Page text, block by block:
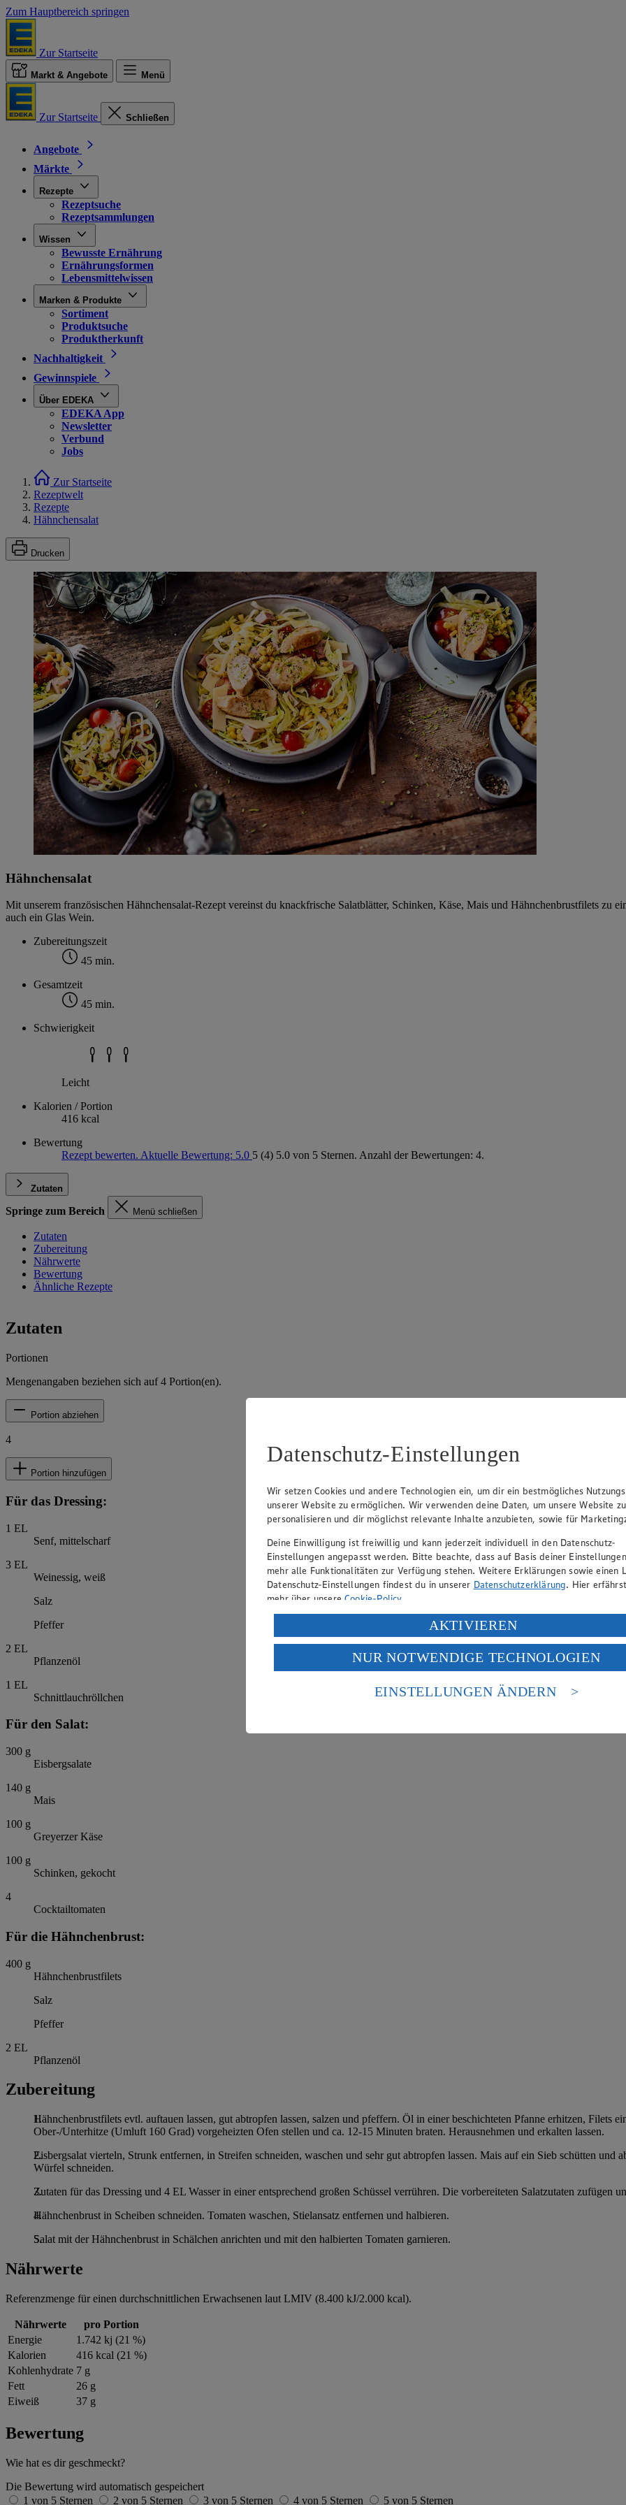
Zum Hauptbereich springen
Zur Startseite
Markt & Angebote Menü
Zur Startseite Schließen
Angebote
Märkte
Rezepte
Rezeptsuche
Rezeptsammlungen
Wissen
Bewusste Ernährung
Ernährungsformen
Lebensmittelwissen
Marken & Produkte
Sortiment
Produktsuche
Produktherkunft
Nachhaltigkeit
Gewinnspiele
Über EDEKA
EDEKA App
Newsletter
Verbund
Jobs
Zur Startseite
Rezeptwelt
Rezepte
Hähnchensalat
Drucken
Hähnchensalat
Mit unserem französischen Hähnchensalat-Rezept vereinst du knackfrische Salatblätter, Schinken, Käse, Mais und Hähnchenbrustfilets zu
auch ein Glas Wein.
Zubereitungszeit
45 min.
Gesamtzeit
45 min.
Schwierigkeit
Leicht
Kalorien / Portion
416 kcal
Bewertung
Rezept bewerten. Aktuelle Bewertung: 5.0 5 (4) 5.0 von 5 Sternen. Anzahl der Bewertungen: 4.
Zutaten
Springe zum Bereich Menü schließen
Zutaten
Zubereitung
Nährwerte
Bewertung
Ähnliche Rezepte
Zutaten
Portionen
Mengenangaben beziehen sich auf4 Portion(en).
Portion abziehen
4
Portion hinzufügen
Für das Dressing:
1 EL
Senf, mittelscharf
3 EL
Weinessig, weiß
Salz
Pfeffer
2 EL
Pflanzenöl
1 EL
Schnittlauchröllchen
Für den Salat:
300 g
Eisbergsalate
140 g
Mais
100 g
Greyerzer Käse
100 g
Schinken, gekocht
4
Cocktailtomaten
Für die Hähnchenbrust:
400 g
Hähnchenbrustfilets
Salz
Pfeffer
2 EL
Pflanzenöl
Zubereitung
Hähnchenbrustfilets evtl. auftauen lassen, gut abtropfen lassen, salzen und pfeffern. Öl in einer beschichteten Pfanne erhitzen, Filets
Ober-/Unterhitze (Umluft 160 Grad) vorgeheizten Ofen stellen und ca. 12-15 Minuten braten. Herausnehmen und erkalten lassen.
Eisbergsalat vierteln, Strunk entfernen, in Streifen schneiden, waschen und sehr gut abtropfen lassen. Mais auf ein Sieb schütten und
Würfel schneiden.
Zutaten für das Dressing und 4 EL Wasser in einer entsprechend großen Schüssel verrühren. Die vorbereiteten Salatzutaten zufügen
Hähnchenbrust in Scheiben schneiden. Tomaten waschen, Stielansatz entfernen und halbieren.
Salat mit der Hähnchenbrust in Schälchen anrichten und mit den halbierten Tomaten garnieren.
Nährwerte
Referenzmenge für einen durchschnittlichen Erwachsenen laut LMIV (8.400 kJ/2.000 kcal).
Nährwerte
pro Portion
Energie
1.742 kj (21 %)
Kalorien
416 kcal (21 %)
Kohlenhydrate 7 g
Fett
26 g
Eiweiß
37 g
Bewertung
Wie hat es dir geschmeckt?
Die Bewertung wird automatisch gespeichert
1 von 5 Sternen
2 von 5 Sternen 3 von 5 Sternen 4 von 5 Sternen 5 von 5 Sternen
Datenschutz-Einstellungen
Wir setzen Cookies und andere Technologien ein, um dir ein bestmögliches
unserer Website zu ermöglichen. Wir verwenden deine Daten, um unsere Website zu
personalisieren und dir möglichst relevante Inhalte anzubieten, sowie für
Deine Einwilligung ist freiwillig und kann jederzeit individuell in den Datenschutz-
Einstellungen angepasst werden. Bitte beachte, dass auf Basis deiner
mehr alle Funktionalitäten zur Verfügung stehen. Weitere Erklärungen sowie einen
Datenschutz-Einstellungen findest du in unserer Datenschutzerklärung. Hier
mehr über unsereCookie-Policy.
Verarbeitung deiner personenbezogenen Daten in den USA durch Facebook und
Wenn du auf „Aktivieren“ klickst, willigst du im Sinne des Art. 49 Abs. 1 Satz 1 lit.
ein, dass deine Daten in den USA verarbeitet werden. Der EuGH sieht die USA als
einem nach europäischen Standards nicht angemessenen Datenschutzniveau an. Es
Risiko eines Zugriffs durch US-amerikanische Behörden.
AKTIVIEREN
NUR NOTWENDIGE TECHNOLOGIEN
EINSTELLUNGEN ÄNDERN